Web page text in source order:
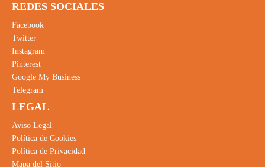
REDES SOCIALES
Facebook
Twitter
Instagram
Pinterest
Google My Business
Telegram
LEGAL
Aviso Legal
Política de Cookies
Política de Privacidad
Mapa del Sitio